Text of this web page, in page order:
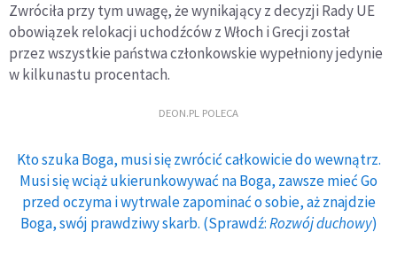
Zwróciła przy tym uwagę, że wynikający z decyzji Rady UE
obowiązek relokacji uchodźców z Włoch i Grecji został
przez wszystkie państwa członkowskie wypełniony jedynie
w kilkunastu procentach.
DEON.PL POLECA
Kto szuka Boga, musi się zwrócić całkowicie do wewnątrz.
Musi się wciąż ukierunkowywać na Boga, zawsze mieć Go
przed oczyma i wytrwale zapominać o sobie, aż znajdzie
Boga, swój prawdziwy skarb. (Sprawdź:Rozwój duchowy)